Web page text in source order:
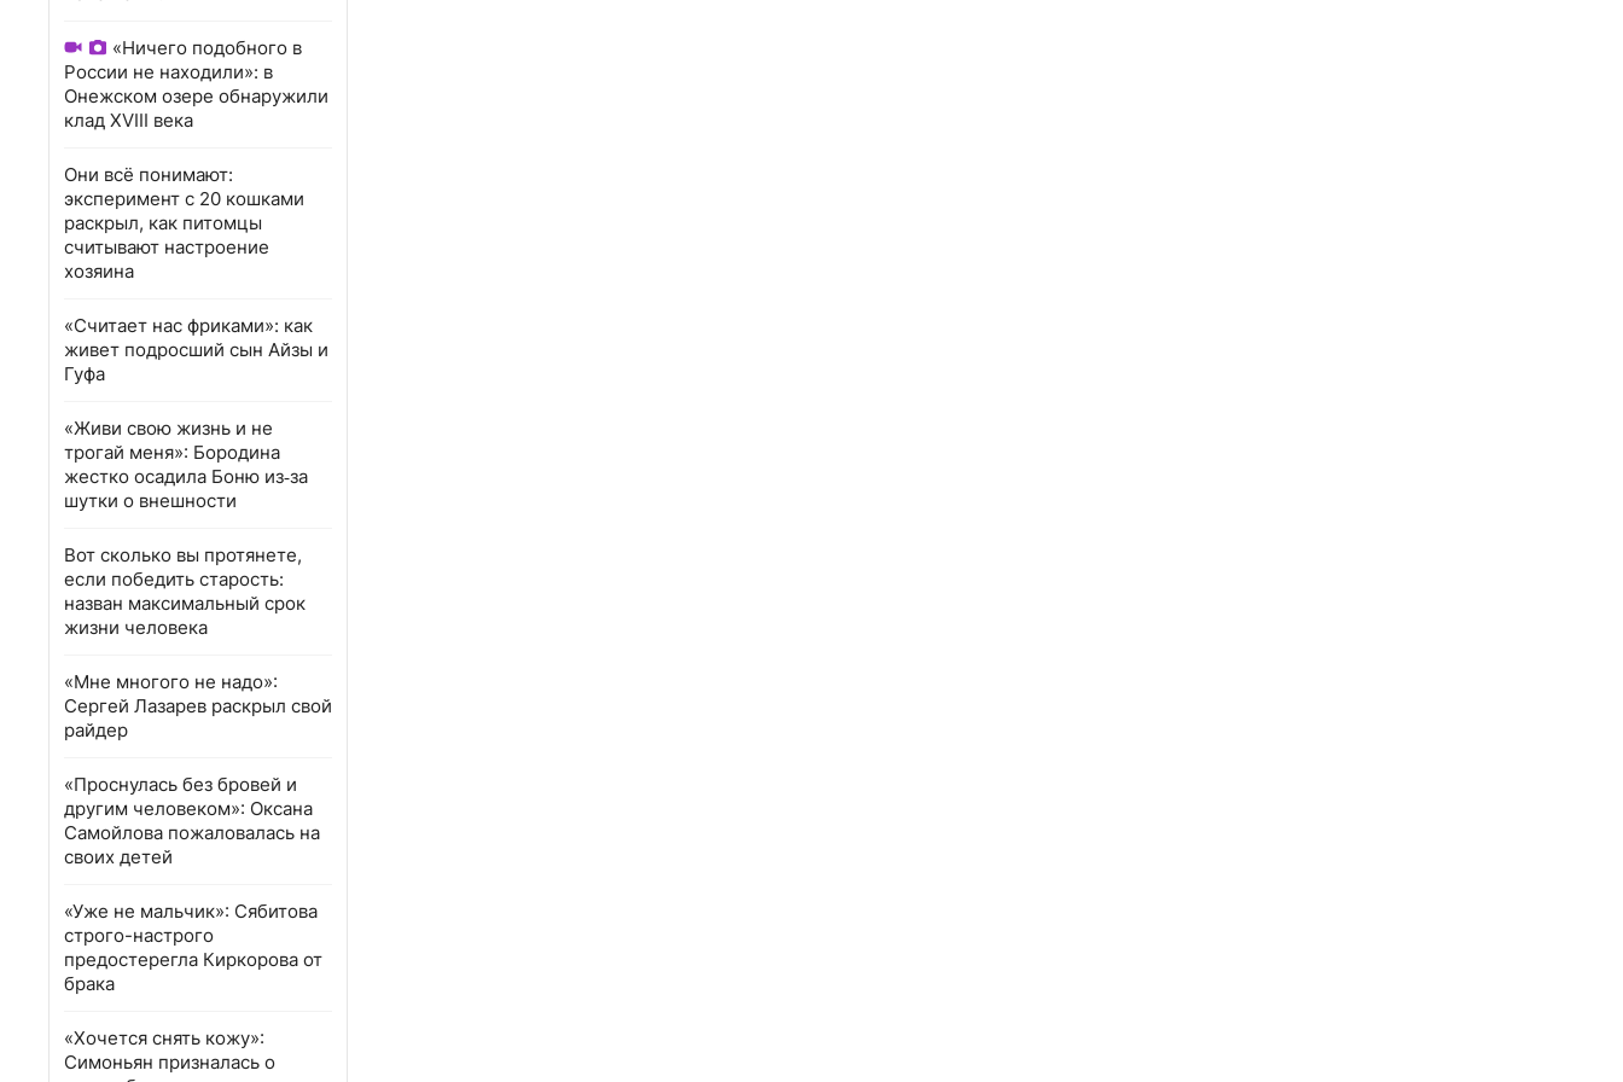
«Ничего подобного в
России не находили»: в
Онежском озере обнаружили
клад XVIII века
Они всё понимают:
эксперимент с 20 кошками
раскрыл, как питомцы
считывают настроение
хозяина
«Считает нас фриками»: как
живет подросший сын Айзы и
Гуфа
«Живи свою жизнь и не
трогай меня»: Бородина
жестко осадила Боню из‑за
шутки о внешности
Вот сколько вы протянете,
если победить старость:
назван максимальный срок
жизни человека
«Мне многого не надо»:
Сергей Лазарев раскрыл свой
райдер
«Проснулась без бровей и
другим человеком»: Оксана
Самойлова пожаловалась на
своих детей
«Уже не мальчик»: Сябитова
строго-настрого
предостерегла Киркорова от
брака
«Хочется снять кожу»:
Симоньян призналась о